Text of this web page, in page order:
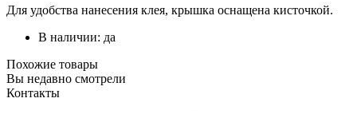
Для удобства нанесения клея, крышка оснащена кисточкой.
В наличии: да
Похожие товары
Вы недавно смотрели
Контакты